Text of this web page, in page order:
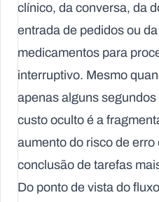
clínico, da conversa, da
entrada de pedidos ou
medicamentos para
interruptivo. Mesmo
apenas alguns
custo oculto é a
aumento do risco de erro
conclusão de tarefas
Do ponto de vista do